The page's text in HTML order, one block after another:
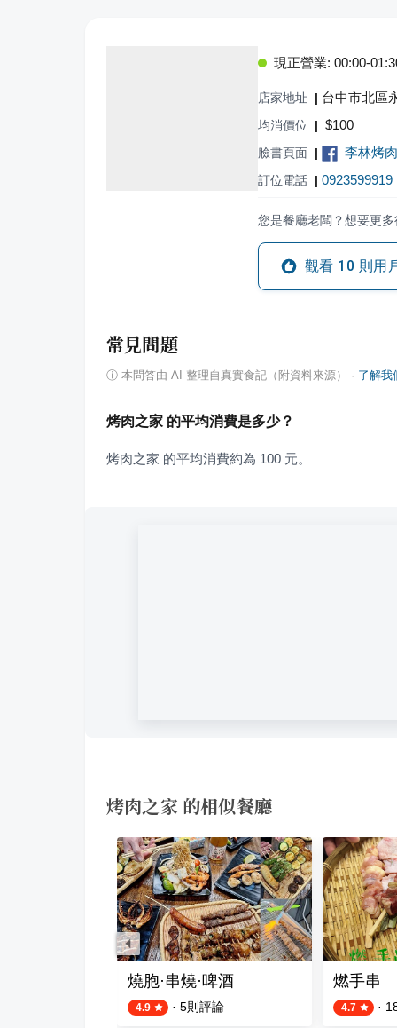
現正營業: 00:00-
店家地址 | 台中市北區
均消價位 | $100
臉書頁面 | 李林烤
訂位電話 | 0923599919
您是餐廳老闆？想要更
觀看 10 則用
常見問題
ⓘ 本問答由 AI 整理自真實食記（附資料來源） · 了解我
烤肉之家 的平均消費是多少？
烤肉之家 的平均消費約為 100 元。
烤肉之家 的相似餐廳
燒胞·串燒·啤酒
4.9 · 5則評論
燃手串
4.7 ·